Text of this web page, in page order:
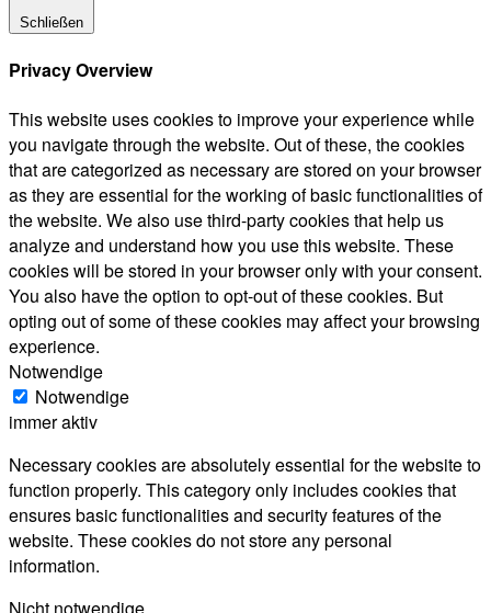
Schließen
Privacy Overview
This website uses cookies to improve your experience while
you navigate through the website. Out of these, the cookies
that are categorized as necessary are stored on your browser
as they are essential for the working of basic functionalities of
the website. We also use third-party cookies that help us
analyze and understand how you use this website. These
cookies will be stored in your browser only with your consent.
You also have the option to opt-out of these cookies. But
opting out of some of these cookies may affect your browsing
experience.
Notwendige
Notwendige
immer aktiv
Necessary cookies are absolutely essential for the website to
function properly. This category only includes cookies that
ensures basic functionalities and security features of the
website. These cookies do not store any personal
information.
Nicht notwendige